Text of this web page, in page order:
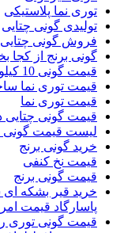
توری نما پلاستیکی
تولیدی گونی چتایی
فروش گونی چتایی +
گونی برنج از کجا
قیمت گونی 10 کیلویی
قیمت توری نما
قیمت توری نما
قیمت گونی چتایی درجه ۳ سه |
لیست قیمت گونی
خرید گونی برنج
قیمت نخ کنفی
قیمت گونی برنج
خرید قیر بشکه ای
پاسارگاد قیمت
قیمت گونی توری